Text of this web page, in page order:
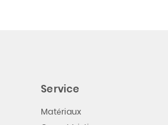
Service
Matériaux